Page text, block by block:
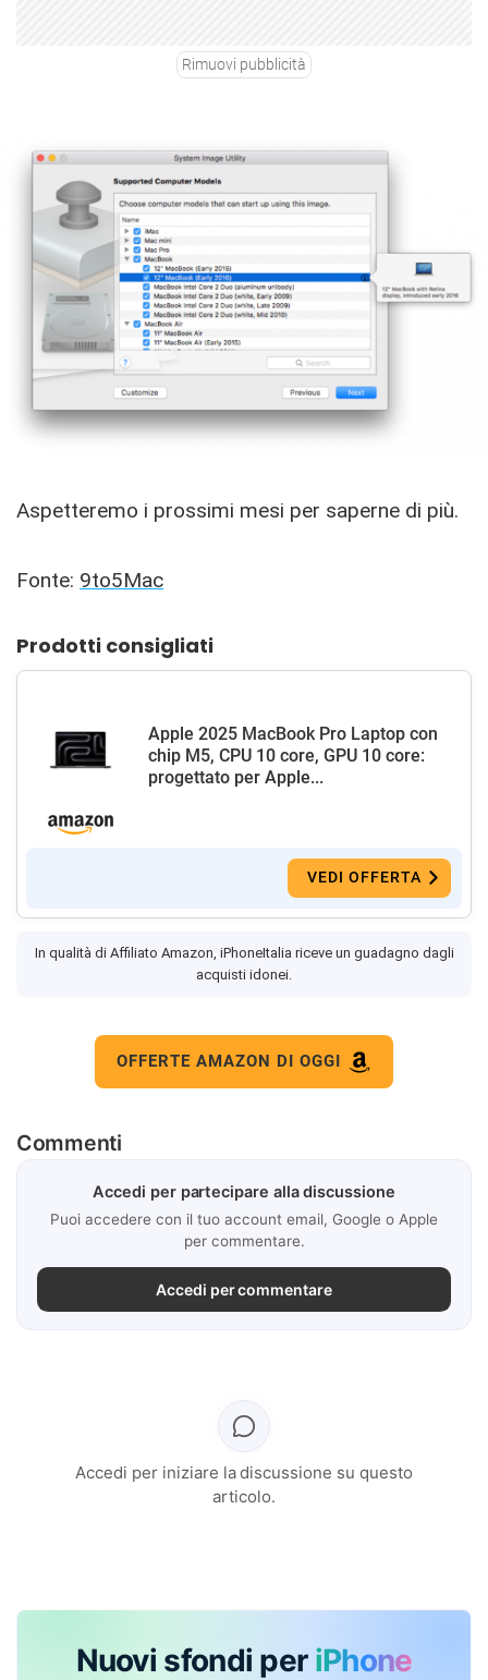
Rimuovi pubblicità
Aspetteremo i prossimi mesi per saperne di più.
Fonte: 9to5Mac
Prodotti consigliati
Apple 2025 MacBook Pro Laptop con
chip M5, CPU 10 core, GPU 10 core:
progettato per Apple...
VEDI OFFERTA
In qualità di Affiliato Amazon, iPhoneItalia riceve un guadagno dagli
acquisti idonei.
OFFERTE AMAZON DI OGGI
Commenti
Accedi per partecipare alla discussione
Puoi accedere con il tuo account email, Google o Apple
per commentare.
Accedi per commentare
Accedi per iniziare la discussione su questo
articolo.
Nuovi sfondi per iPhone